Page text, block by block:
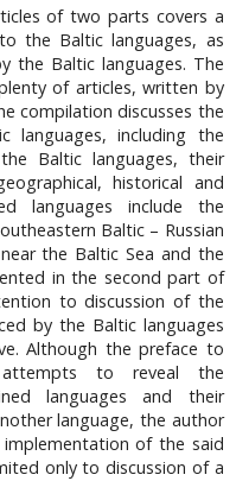
of two parts covers a
the Baltic languages, as
the Baltic languages. The
of articles, written by
compilation discusses the
languages, including the
Baltic languages, their
historical and
languages include the
Baltic – Russian
the Baltic Sea and the
in the second part of
to discussion of the
by the Baltic languages
Although the preface to
to reveal the
languages and their
language, the author
of the said
only to discussion of a